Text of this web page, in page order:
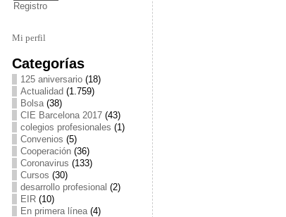
Registro
Mi perfil
Categorías
125 aniversario(18)
Actualidad (1.759)
Bolsa(38)
CIE Barcelona 2017(43)
colegios profesionales (1)
Convenios (5)
Cooperación(36)
Coronavirus (133)
Cursos (30)
desarrollo profesional (2)
EIR(10)
En primera línea(4)